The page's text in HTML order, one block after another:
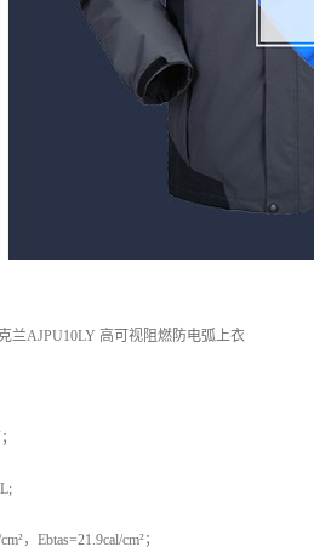
兰AJPU10LY 高可视阻燃防电弧上衣
，Ebtas=21.9cal/cm²；